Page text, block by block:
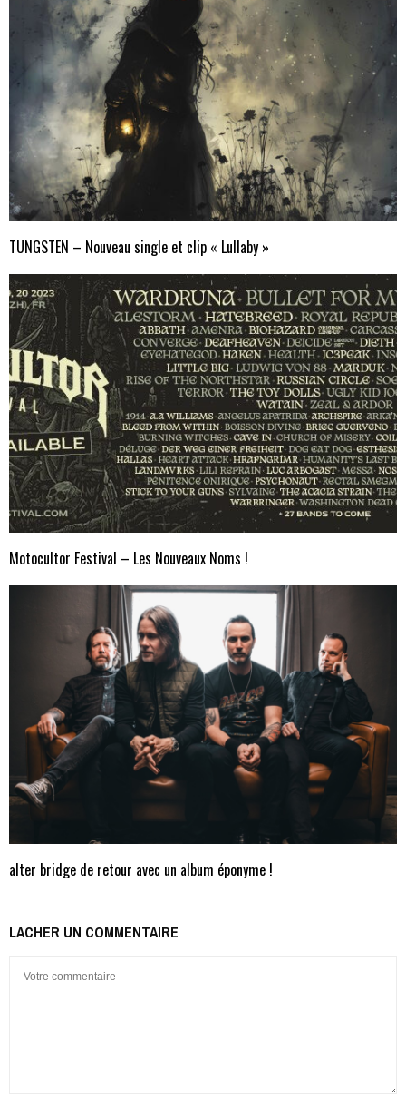
TUNGSTEN – Nouveau single et clip « Lullaby »
Motocultor Festival – Les Nouveaux Noms !
alter bridge de retour avec un album éponyme !
LACHER UN COMMENTAIRE